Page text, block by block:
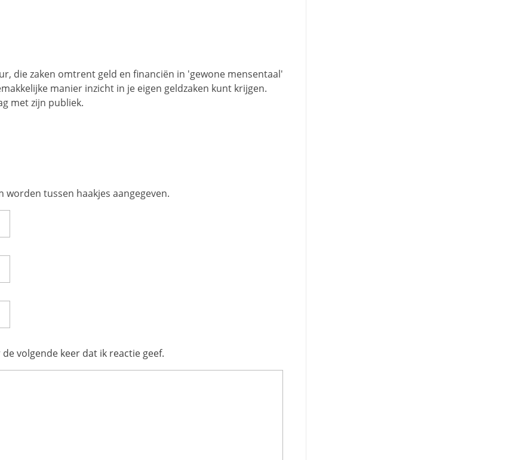
die zaken omtrent geld en financiën in 'gewone mensentaal'
manier inzicht in je eigen geldzaken kunt krijgen.
met zijn publiek.
tussen haakjes aangegeven.
volgende keer dat ik reactie geef.